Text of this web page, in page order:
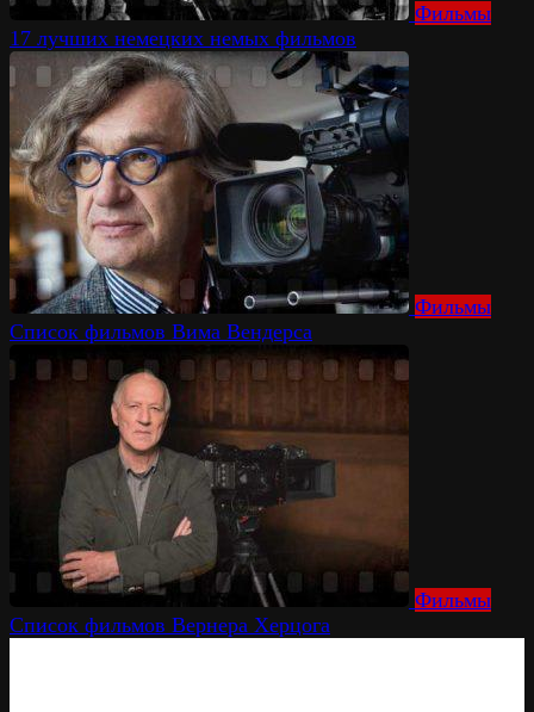
Фильмы
17 лучших немецких немых фильмов
Фильмы
Список фильмов Вима Вендерса
Фильмы
Список фильмов Вернера Херцога